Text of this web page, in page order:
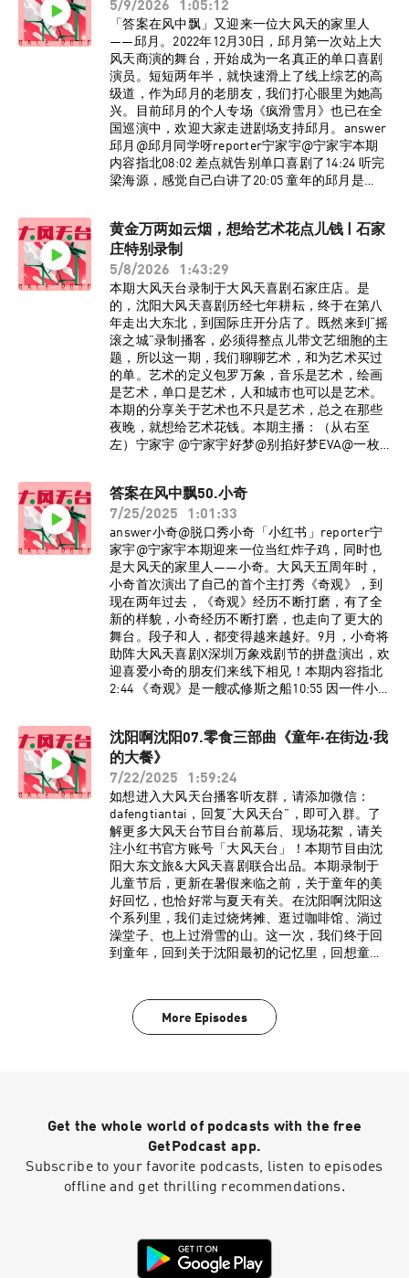
反思，不够刻薄BGM《Lose yourself》
Eminem《Space Oddity》David Bowie监制：宁
家宇 大孟妮制作：陈誉灵如想进入大风天台播客
听友群，请添加vx：dafengtiantai，回复“大风天
台”，即可入群。了解更多大风天台节目台前幕
后、现场花絮，请关注小红书官方账号@大风天
台！
5/9/2026
1:05:12
「答案在风中飘」又迎来一位大风天的家里人
——邱月。2022年12月30日，邱月第一次站上大
风天商演的舞台，开始成为一名真正的单口喜剧
演员。短短两年半，就快速滑上了线上综艺的高
级道，作为邱月的老朋友，我们打心眼里为她高
兴。目前邱月的个人专场《疯滑雪月》也已在全
国巡演中，欢迎大家走进剧场支持邱月。answer
邱月@邱月同学呀reporter宁家宇@宁家宇本期
内容指北08:02 差点就告别单口喜剧了14:24 听完
梁海源，感觉自己白讲了20:05 童年的邱月是
光”BGM《不属于地球上的》江楠江楠_监制：宁
家宇 大孟妮制作：陈誉灵如想进入大风天台播客
听友群，请添加vx：dafengtiantai，回复“大风天
台”，即可入群。了解更多大风天台节目台前幕
后、现场花絮，请关注小红书官方账号@大风天
台！
黄金万两如云烟，想给艺术花点儿钱 | 石家
庄特别录制
5/8/2026
1:43:29
本期大风天台录制于大风天喜剧石家庄店。是
的，沈阳大风天喜剧历经七年耕耘，终于在第八
年走出大东北，到国际庄开分店了。既然来到“摇
滚之城”录制播客，必须得整点儿带文艺细胞的主
题，所以这一期，我们聊聊艺术，和为艺术买过
的单。艺术的定义包罗万象，音乐是艺术，绘画
是艺术，单口是艺术，人和城市也可以是艺术。
本期的分享关于艺术也不只是艺术，总之在那些
夜晚，就想给艺术花钱。本期主播：（从右至
左）宁家宇 @宁家宇好梦@别掐好梦EVA@一枚E
唱会拼盘秀的开场演员也得“牺牲”18:40 不懂音乐
节到底好玩在哪里22:30 把乐队喜欢红了的心情很
矛盾26:46 石家庄VS保定之争36:50 好梦被刘子龙
骗了41:57 每个石家庄人都为万青花过一百块钱
48:05 石家庄人民摇滚行为图鉴51:30 《杀死那个
石家庄人》“原型”来了54:20 蓬皮杜不如烤冷面
63:00 路易CK香港专场与毛冬偶遇后续80:28 前卫
的葬礼艺术93:55 五百港币买了块石头BGM《十
万嬉皮》万能青年旅店《秦皇岛》万能青年旅店
《Wish You Were Here》Pink Floyd监制：宁家宇
策划：大孟妮制作：陈誉灵如想进入大风天台播
客听友群，或想在石家庄or沈阳参与线下播客录
后、现场花絮、录制招募信息，请关注小红书官
方账号@大风天台！沈阳、北京、石家庄三地大
风天喜剧5月演出陆续上新中，期待在剧场与各位
相见。
答案在风中飘50.小奇
7/25/2025
1:01:33
answer小奇@脱口秀小奇「小红书」reporter宁
家宇@宁家宇本期迎来一位当红炸子鸡，同时也
是大风天的家里人——小奇。大风天五周年时，
小奇首次演出了自己的首个主打秀《奇观》，到
现在两年过去，《奇观》经历不断打磨，有了全
新的样貌，小奇经历不断打磨，也走向了更大的
舞台。段子和人，都变得越来越好。9月，小奇将
助阵大风天喜剧X深圳万象戏剧节的拼盘演出，欢
迎喜爱小奇的朋友们来线下相见！本期内容指北
2:44 《奇观》是一艘忒修斯之船10:55 因一件小事
因为幽默被邀请成为“付费伴郎”40:49 小奇师傅会
一些手艺48:33 鸟鸟老师和史妍姐都是摇滚的人
53:08 二维马是被低估的演员BGM《没有理想的
人不伤心》新裤子监制：宁家宇 大孟妮制作：陈
誉灵如想进入大风天台播客听友群，请添加vx：
dafengtiantai，回复“大风天台”，即可入群。了
解更多大风天台节目台前幕后、现场花絮，请关
注小红书官方账号@大风天台！
沈阳啊沈阳07.零食三部曲《童年·在街边·我
的大餐》
7/22/2025
1:59:24
如想进入大风天台播客听友群，请添加微信：
dafengtiantai，回复“大风天台”，即可入群。了
解更多大风天台节目台前幕后、现场花絮，请关
注小红书官方账号「大风天台」！本期节目由沈
阳大东文旅&大风天喜剧联合出品。本期录制于
儿童节后，更新在暑假来临之前，关于童年的美
好回忆，也恰好常与夏天有关。在沈阳啊沈阳这
个系列里，我们走过烧烤摊、逛过咖啡馆、淌过
澡堂子、也上过滑雪的山。这一次，我们终于回
到童年，回到关于沈阳最初的记忆里，回想童年
宁家宇 @宁家宇衣云鹤@衣云鹤马尚@马尚-小提
琴「小红书」杨大美@杨大美本期美味指北（以
便面（意大利红烩味）45:00 爆米花、水枪饮料
52:28 冰糕55:40 乐事锅包肉味薯片56:30 秀逗
59:20 涮豆皮儿、炸鸡柳60:40 小淘气、天下第一
梅、肯德基、甘草杏*天下第一梅和肯德基没找着
图，求助网友63:14 北一经街炸串的炸油梭子
串、老北市炸串、奇多粟米棒73:00 橘子瓣软糖、
高乐高、皇姑雪糕78:00 丹东王军炸串81:50 营养
More Episodes
Get the whole world of podcasts with the free
GetPodcast app.
Subscribe to your favorite podcasts, listen to episodes
offline and get thrilling recommendations.